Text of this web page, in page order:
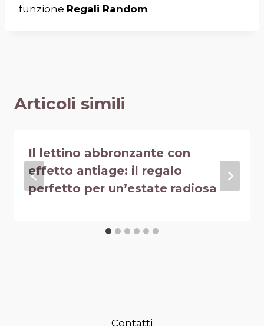
funzione Regali Random.
Articoli simili
Il lettino abbronzante con
effetto antiage: il regalo
perfetto per un’estate radiosa
Contatti